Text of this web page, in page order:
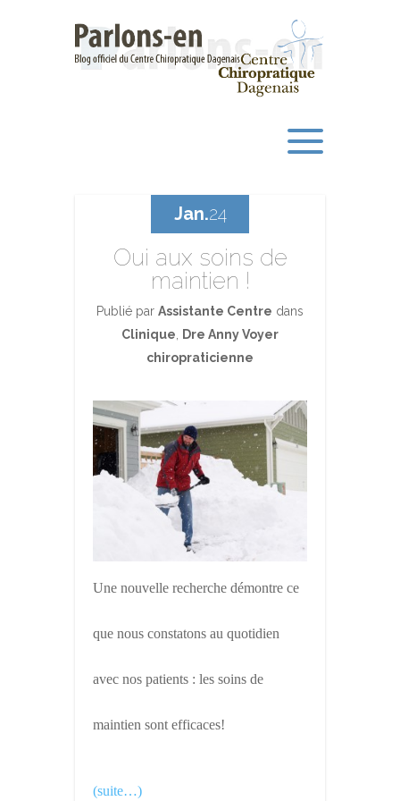
Oui aux soins de
maintien !
Publié par Assistante Centre dans
Clinique
Dre Anny Voyer
chiropraticienne
Une nouvelle recherche démontre ce
que nous constatons au quotidien
avec nos patients : les soins de
maintien sont efficaces!
(suite…)
Jan.24